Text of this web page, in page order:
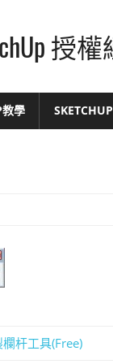
授
教學
杆工具(Free)